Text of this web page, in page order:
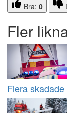
Bra: 0
Fler
Flera